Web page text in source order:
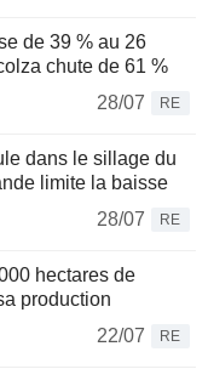
de 39 % au 26
chute de 61 %
28/07
RE
dans le sillage du
limite la baisse
28/07
RE
hectares de
production
22/07
RE